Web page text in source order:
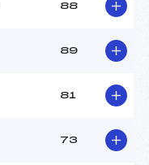
88
89
81
73